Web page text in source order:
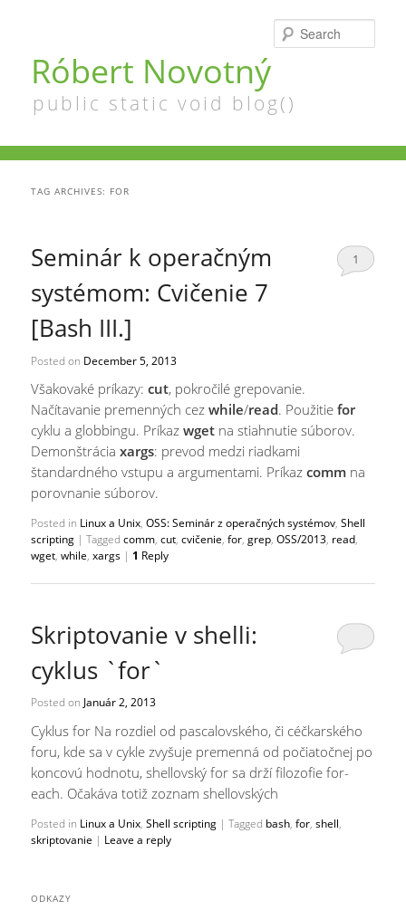
Róbert Novotný
public static void blog()
TAG ARCHIVES: FOR
Seminár k operačným
systémom: Cvičenie 7
[Bash III.]
Posted on December 5, 2013
1
Všakovaké príkazy:cut, pokročilé grepovanie.
Načítavanie premenných cezwhile/read. Použitiefor
cyklu a globbingu. Príkazwget na stiahnutie súborov.
Demonštráciaxargs: prevod medzi riadkami
štandardného vstupu a argumentami. Príkazcomm na
porovnanie súborov.
Posted in Linux a Unix,OSS: Seminár z operačných systémov,Shell
scripting |Tagged comm,cut,cvičenie,for,grep,OSS/2013, read,
wget,while,xargs | 1 Reply
Skriptovanie v shelli:
cyklus `for`
Posted on Január 2, 2013
Cyklus for Na rozdiel od pascalovského, či céčkarského
foru, kde sa v cykle zvyšuje premenná od počiatočnej po
koncovú hodnotu, shellovský for sa drží filozofie for-
each. Očakáva totiž zoznam shellovských
Posted in Linux a Unix,Shell scripting |Tagged bash,for,shell,
skriptovanie | Leave a reply
ODKAZY